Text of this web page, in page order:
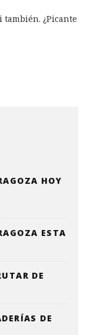
también. ¿Picante
HOY
ESTA
DE
DE